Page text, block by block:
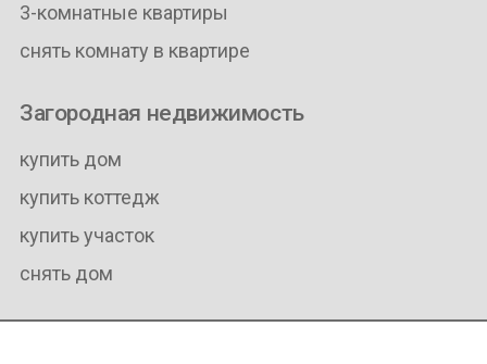
3-комнатные квартиры
снять комнату в квартире
Загородная недвижимость
купить дом
купить коттедж
купить участок
снять дом